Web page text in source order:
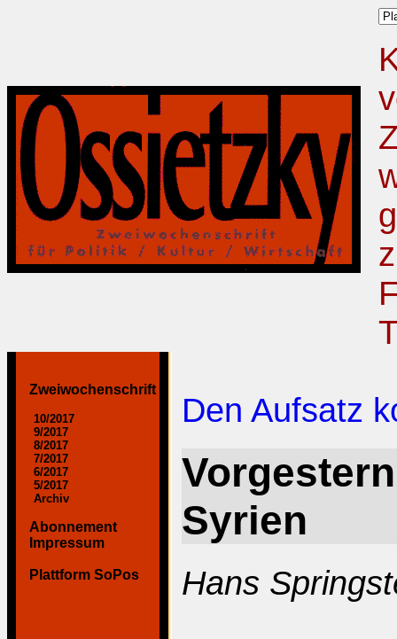
Zweiwochenschrift
10/2017
9/2017
8/2017
7/2017
6/2017
5/2017
Archiv
Abonnement
Impressum
Plattform SoPos
Den Aufsatz
Syrien
Hans